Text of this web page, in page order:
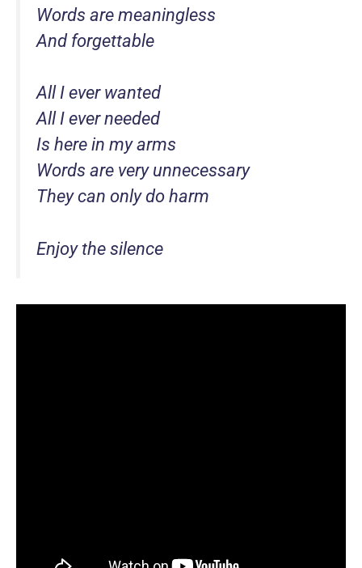
Words are meaningless
And forgettable
All I ever wanted
All I ever needed
Is here in my arms
Words are very unnecessary
They can only do harm
Enjoy the silence